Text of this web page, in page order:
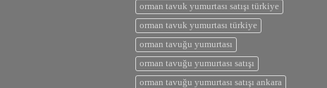
orman tavuk yumurtası satışı türkiye
orman tavuk yumurtası türkiye
orman tavuğu yumurtası
orman tavuğu yumurtası satışı
orman tavuğu yumurtası satışı ankara